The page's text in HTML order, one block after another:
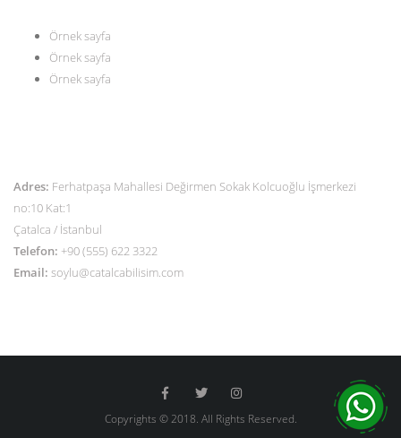
Örnek sayfa
Örnek sayfa
Örnek sayfa
Adres: Ferhatpaşa Mahallesi Değirmen Sokak Kolcuoğlu İşmerkezi
no:10 Kat:1
Çatalca / İstanbul
Telefon: +90 (555) 622 3322
Email: soylu@catalcabilisim.com
Copyrights © 2018. All Rights Reserved.